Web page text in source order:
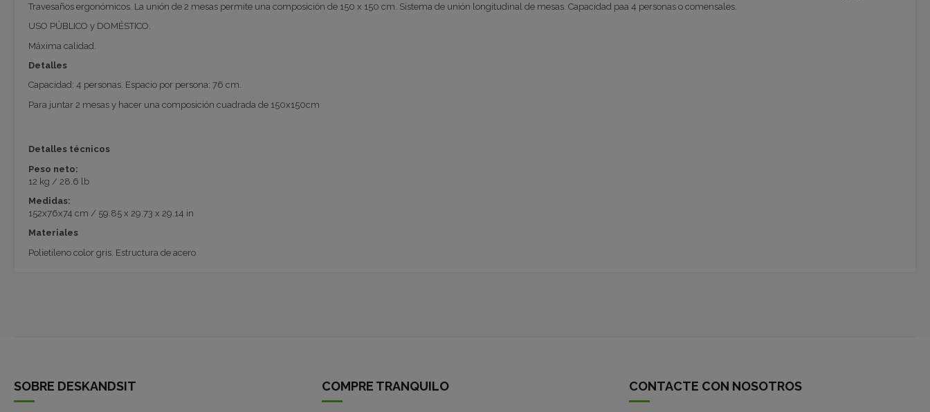
Travesaños ergonómicos. La unión de 2 mesas permite una composición de 150 x 150 cm. Sistema de unión longitudinal de mesas. Capacidad paa 4 personas o comensales.
USO PÚBLICO y DOMÉSTICO.
Máxima calidad.
Detalles
Capacidad: 4 personas. Espacio por persona: 76 cm.
Para juntar 2 mesas y hacer una composición cuadrada de 150x150cm
Detalles técnicos
Peso neto:
12 kg / 28.6 lb
Medidas:
152x76x74 cm / 59.85 x 29.73 x 29.14 in
Materiales
Polietileno color gris. Estructura de acero
SOBRE DESKANDSIT COMPRE TRANQUILO CONTACTE CON NOSOTROS